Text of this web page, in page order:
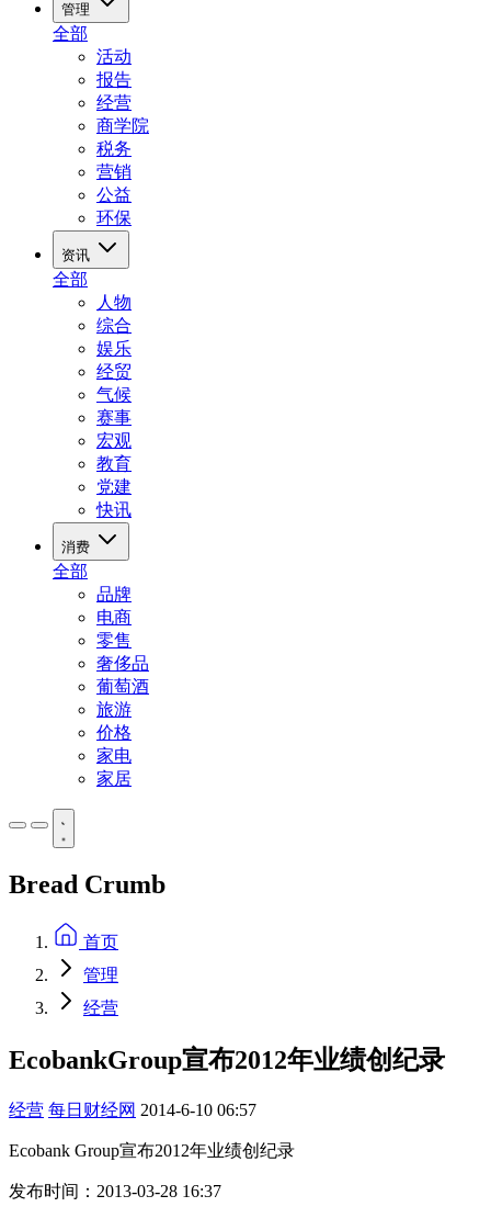
管理
全部
活动
报告
经营
商学院
税务
营销
公益
环保
资讯
全部
人物
综合
娱乐
经贸
气候
赛事
宏观
教育
党建
快讯
消费
全部
品牌
电商
零售
奢侈品
葡萄酒
旅游
价格
家电
家居
Bread Crumb
首页
管理
经营
EcobankGroup宣布2012年业绩创纪录
经营 每日财经网 2014-6-10 06:57
Ecobank Group宣布2012年业绩创纪录
发布时间：2013-03-28 16:37